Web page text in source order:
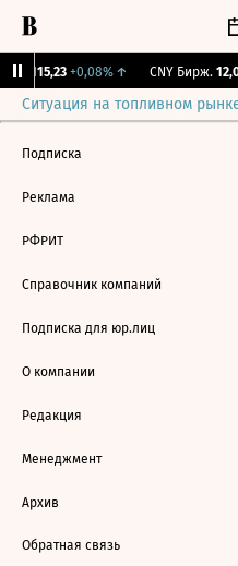
115,23 +0,08%↑ CNY Бирж.
Ситуация на топливном
Подписка
Реклама
РФРИТ
Справочник компаний
Подписка для юр.лиц
О компании
Редакция
Менеджмент
Архив
Обратная связь